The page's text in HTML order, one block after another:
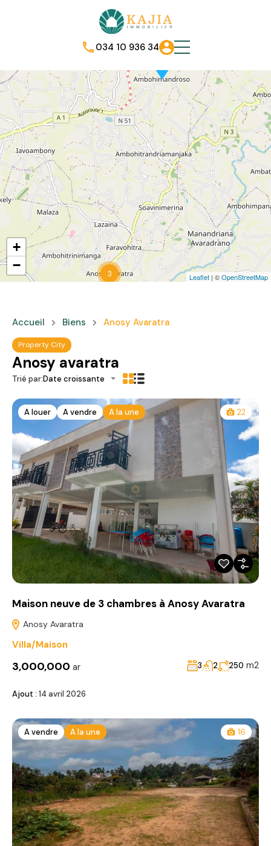
034 10 936 34
3
+
−
Leaflet | ©OpenStreetMap
Accueil Biens Anosy Avaratra
Property City
Anosy avaratra
Trié par:Date croissante
A louer A vendre A la une 22
Maison neuve de 3 chambres à Anosy Avaratra
Anosy Avaratra
Villa/Maison
3,000,000 ar 3 2 250 m2
Ajout : 14 avril 2026
A vendre A la une 16